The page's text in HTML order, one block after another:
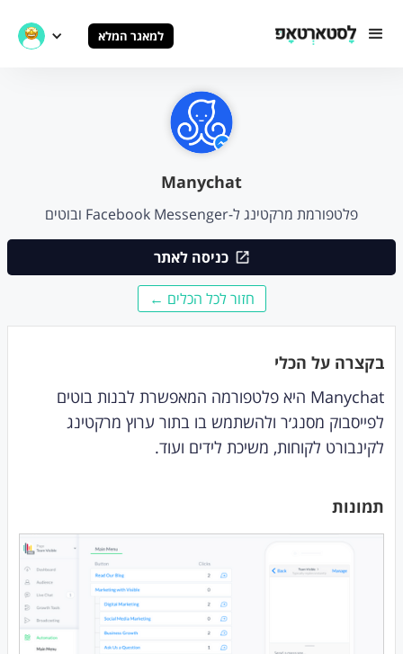
למאגר המלא
Manychat
פלטפורמת מרקטינג ל-Facebook Messenger ובוטים
כניסה לאתר
חזור לכל הכלים ←
בקצרה על הכלי
Manychat היא פלטפורמה המאפשרת לבנות בוטים
לפייסבוק מסנג׳ר ולהשתמש בו בתור ערוץ מרקטינג
לקינבורט לקוחות, משיכת לידים ועוד.
תמונות